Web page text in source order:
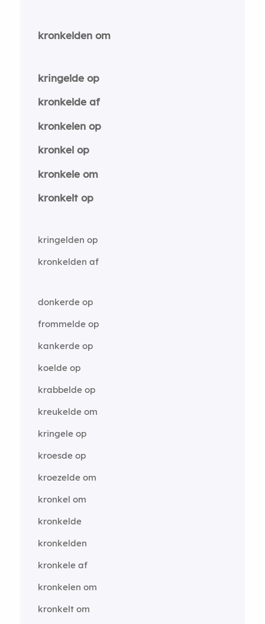
kronkelden om
kringelde op
kronkelde af
kronkelen op
kronkel op
kronkele om
kronkelt op
kringelden op
kronkelden af
donkerde op
frommelde op
kankerde op
koelde op
krabbelde op
kreukelde om
kringele op
kroesde op
kroezelde om
kronkel om
kronkelde
kronkelden
kronkele af
kronkelen om
kronkelt om